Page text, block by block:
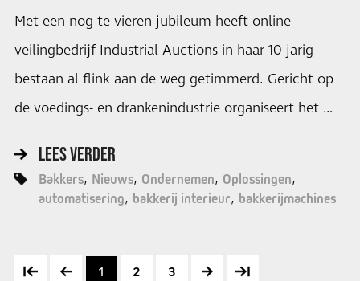
Met een nog te vieren jubileum heeft online
veilingbedrijf Industrial Auctions in haar 10 jarig
bestaan al flink aan de weg getimmerd. Gericht op
de voedings- en drankenindustrie organiseert het …
LEES VERDER
Bakkers Nieuws Ondernemen Oplossingen
automatisering bakkerij interieur bakkerijmachines
1 2 3